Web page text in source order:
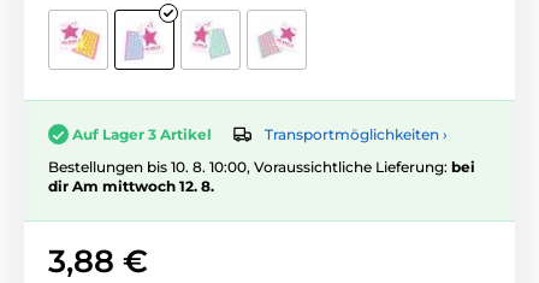
Auf Lager 3 Artikel
Transportmöglichkeiten ›
Bestellungen bis 10. 8. 10:00, Voraussichtliche Lieferung: bei
dir Am mittwoch 12. 8.
3,88 €